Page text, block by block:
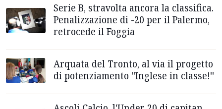
Serie B, stravolta ancora la classifica.
Penalizzazione di -20 per il Palermo,
retrocede il Foggia
Arquata del Tronto, al via il progetto
di potenziamento ''Inglese in classe!''